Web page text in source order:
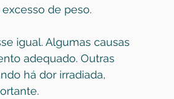
de peso.
igual. Algumas causas
adequado. Outras
há dor irradiada,